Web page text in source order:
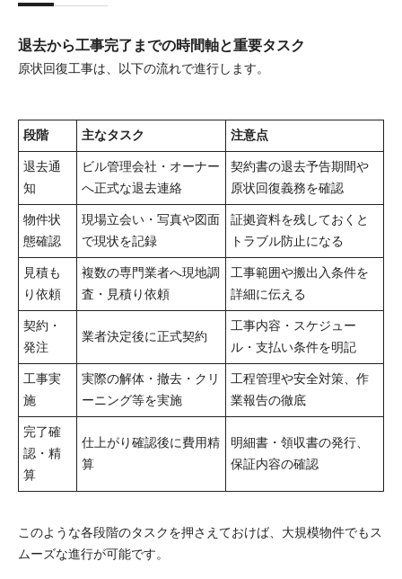
退去から工事完了までの時間軸と重要タスク
原状回復工事は、以下の流れで進行します。
段階 主なタスク
注意点
退去通
知
ビル管理会社・オーナー
へ正式な退去連絡
契約書の退去予告期間や
原状回復義務を確認
物件状
態確認
現場立会い・写真や図面
で現状を記録
証拠資料を残しておくと
トラブル防止になる
見積も
り依頼
複数の専門業者へ現地調
査・見積り依頼
工事範囲や搬出入条件を
詳細に伝える
契約・
発注
業者決定後に正式契約
工事内容・スケジュー
ル・支払い条件を明記
工事実
施
実際の解体・撤去・クリ
ーニング等を実施
工程管理や安全対策、作
業報告の徹底
完了確
認・精
算
仕上がり確認後に費用精
算
明細書・領収書の発行、
保証内容の確認
このような各段階のタスクを押さえておけば、大規模物件でもス
ムーズな進行が可能です。